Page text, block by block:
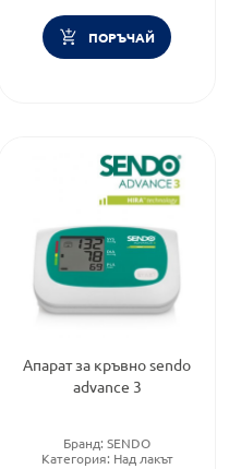
ПОРЪЧАЙ
Апарат за кръвно sendo
advance 3
Бранд: SENDO
Категория: Над лакът